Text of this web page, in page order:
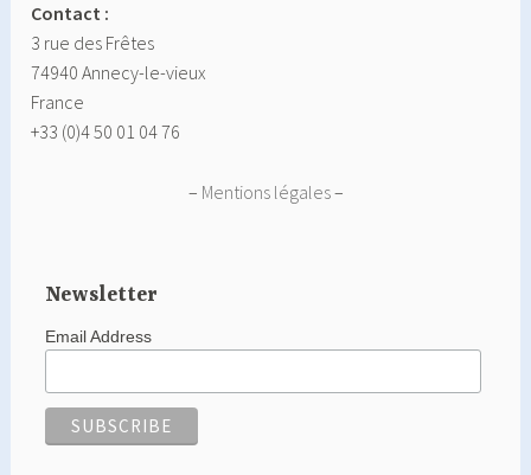
Contact :
3 rue des Frêtes
74940 Annecy-le-vieux
France
+33 (0)4 50 01 04 76
– Mentions légales–
Newsletter
Email Address